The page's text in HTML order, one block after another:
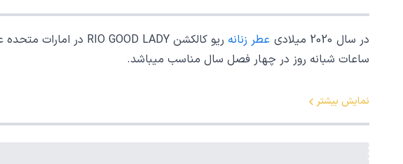
در سال 2020 میلادی عطر زنانه ریو کالکشن RIO GOOD LADY در امارات متحده عربی تولید و به بازار جهانی عطر و ادکلن معرفی شد. این
ساعات شبانه روز در چهار فصل سال مناسب میباشد.
نمایش بیشتر